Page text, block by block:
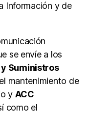
Información y de
se envíe a los
Suministros
mantenimiento de
y ACC
como el